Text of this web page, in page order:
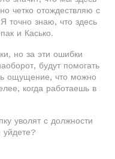
четко отождествляю с
точно знаю, что здесь
и Касько.
но за эти ошибки
будут помогать
ощущение, что можно
когда работаешь в
уволят с должности
уйдете?